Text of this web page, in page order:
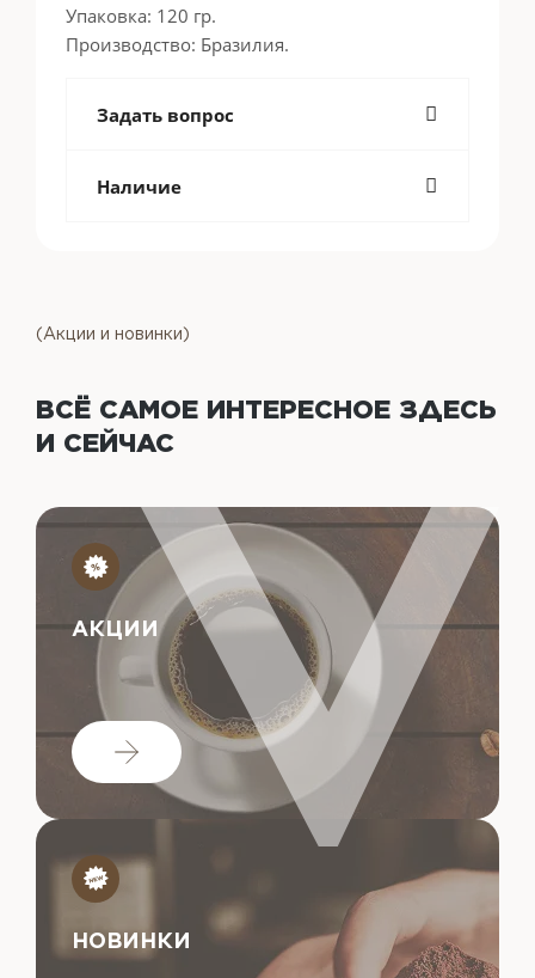
Упаковка: 120 гр.
Производство: Бразилия.
Задать вопрос
Наличие
(Акции и новинки)
ВСЁ САМОЕ ИНТЕРЕСНОЕ ЗДЕСЬ
И СЕЙЧАС
АКЦИИ
НОВИНКИ